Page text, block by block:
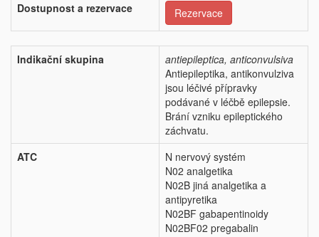
Dostupnost a rezervace
Rezervace
Indikační skupina
antiepileptica, anticonvulsiva
Antiepileptika, antikonvulziva
jsou léčivé přípravky
podávané v léčbě epilepsie.
Brání vzniku epileptického
záchvatu.
ATC
N nervový systém
N02 analgetika
N02B jiná analgetika a
antipyretika
N02BF gabapentinoidy
N02BF02 pregabalin